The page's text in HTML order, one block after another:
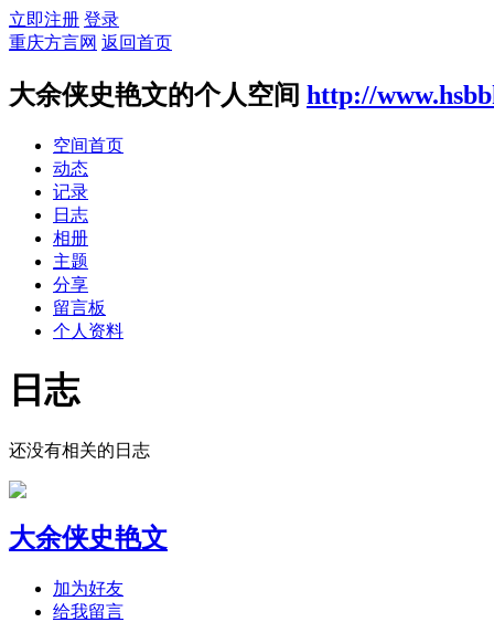
立即注册 登录
重庆方言网 返回首页
大余侠史艳文的个人空间 http://
空间首页
动态
记录
日志
相册
主题
分享
留言板
个人资料
日志
还没有相关的日志
大余侠史艳文
加为好友
给我留言